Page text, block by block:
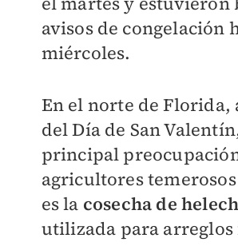
avisos de congelación
miércoles.
En el norte de Florida,
del Día de San
principal
agricultores
es la cosecha de
utilizada para